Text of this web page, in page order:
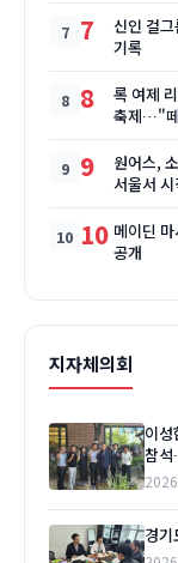
7
신인 걸
기록
8
록 여제
축제…"
9
원어스,
서울서
10 메이딘
공개
지자체의회
이
참석
경